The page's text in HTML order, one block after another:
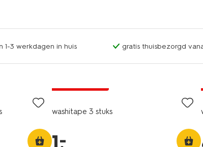
1-3 werkdagen in huis gratis thuisbezorgd
washitape 3 stuks
–